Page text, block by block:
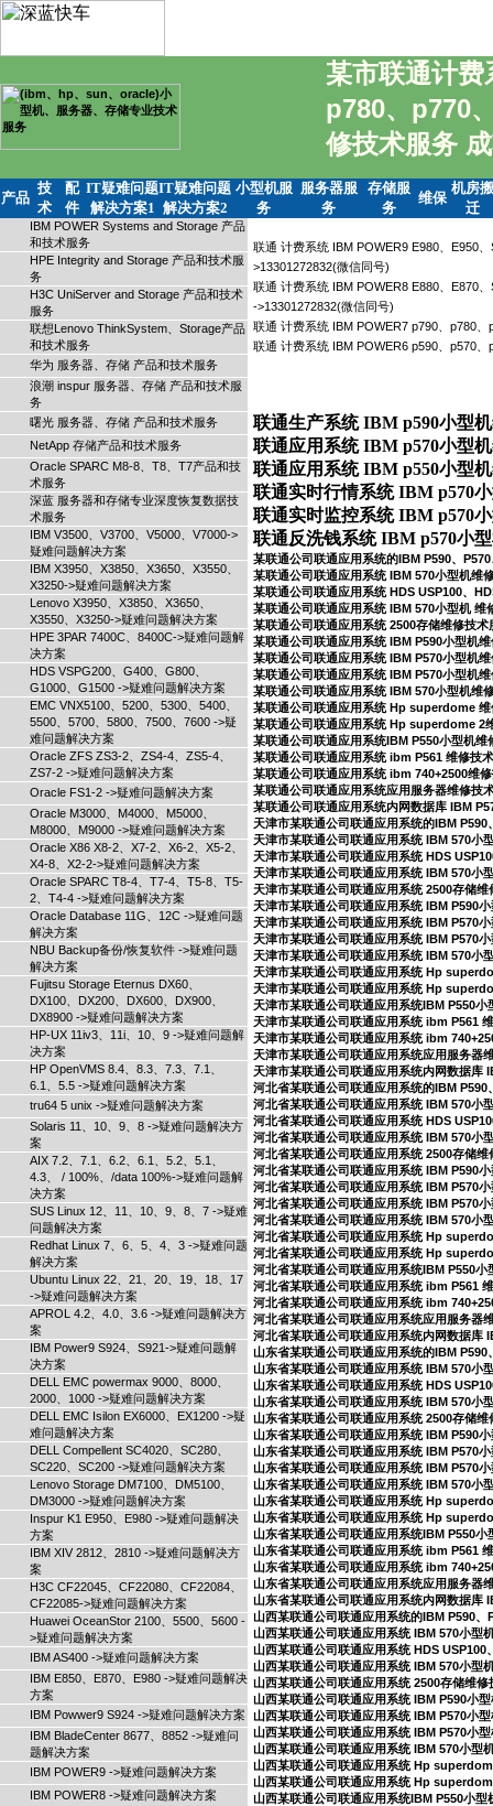
某市联通计
p780、p770
修技术服务
产品
技
术
配
件
IT疑难问题
解决方案1
IT疑难问题
解决方案2
小型机服
务
服务器服
务
存储服
务
维保
机房搬
迁
IBM POWER Systems and Storage 产品
和技术服务
HPE Integrity and Storage 产品和技术服
务
H3C UniServer and Storage 产品和技术
服务
联想Lenovo ThinkSystem、Storage产品
和技术服务
华为 服务器、存储 产品和技术服务
浪潮 inspur 服务器、存储 产品和技术服
务
曙光 服务器、存储 产品和技术服务
NetApp 存储产品和技术服务
Oracle SPARC M8-8、T8、T7产品和技
术服务
深蓝 服务器和存储专业深度恢复数据技
术服务
IBM V3500、V3700、V5000、V7000->
疑难问题解决方案
IBM X3950、X3850、X3650、X3550、
X3250->疑难问题解决方案
Lenovo X3950、X3850、X3650、
X3550、X3250->疑难问题解决方案
HPE 3PAR 7400C、8400C->疑难问题解
决方案
HDS VSPG200、G400、G800、
G1000、G1500 ->疑难问题解决方案
EMC VNX5100、5200、5300、5400、
5500、5700、5800、7500、7600 ->疑
难问题解决方案
Oracle ZFS ZS3-2、ZS4-4、ZS5-4、
ZS7-2 ->疑难问题解决方案
Oracle FS1-2 ->疑难问题解决方案
Oracle M3000、M4000、M5000、
M8000、M9000 ->疑难问题解决方案
Oracle X86 X8-2、X7-2、X6-2、X5-2、
X4-8、X2-2->疑难问题解决方案
Oracle SPARC T8-4、T7-4、T5-8、T5-
2、T4-4 ->疑难问题解决方案
Oracle Database 11G、12C ->疑难问题
解决方案
NBU Backup备份/恢复软件 ->疑难问题
解决方案
Fujitsu Storage Eternus DX60、
DX100、DX200、DX600、DX900、
DX8900 ->疑难问题解决方案
HP-UX 11iv3、11i、10、9 ->疑难问题解
决方案
HP OpenVMS 8.4、8.3、7.3、7.1、
6.1、5.5 ->疑难问题解决方案
tru64 5 unix ->疑难问题解决方案
Solaris 11、10、9、8 ->疑难问题解决方
案
AIX 7.2、7.1、6.2、6.1、5.2、5.1、
4.3、 / 100%、/data 100%->疑难问题解
决方案
SUS Linux 12、11、10、9、8、7 ->疑难
问题解决方案
Redhat Linux 7、6、5、4、3 ->疑难问题
解决方案
Ubuntu Linux 22、21、20、19、18、17
->疑难问题解决方案
APROL 4.2、4.0、3.6 ->疑难问题解决方
案
IBM Power9 S924、S921->疑难问题解
决方案
DELL EMC powermax 9000、8000、
2000、1000 ->疑难问题解决方案
DELL EMC Isilon EX6000、EX1200 ->疑
难问题解决方案
DELL Compellent SC4020、SC280、
SC220、SC200 ->疑难问题解决方案
Lenovo Storage DM7100、DM5100、
DM3000 ->疑难问题解决方案
Inspur K1 E950、E980 ->疑难问题解决
方案
IBM XIV 2812、2810 ->疑难问题解决方
案
H3C CF22045、CF22080、CF22084、
CF22085->疑难问题解决方案
Huawei OceanStor 2100、5500、5600 -
>疑难问题解决方案
IBM AS400 ->疑难问题解决方案
IBM E850、E870、E980 ->疑难问题解决
方案
IBM Powwer9 S924 ->疑难问题解决方案
IBM BladeCenter 8677、8852 ->疑难问
题解决方案
IBM POWER9 ->疑难问题解决方案
IBM POWER8 ->疑难问题解决方案
联通 计费系统 IBM POWER9 E980、E950
>13301272832(微信同号)
联通 计费系统 IBM POWER8 E880、E870
->13301272832(微信同号)
联通 计费系统 IBM POWER7 p790、p780
联通 计费系统 IBM POWER6 p590、p570
联通生产系统 IBM p590小型
联通应用系统 IBM p570小型
联通应用系统 IBM p550小型
联通实时行情系统 IBM p570
联通实时监控系统 IBM p570
某联通公司联通应用系统的IBM P590、
某联通公司联通应用系统 IBM 570小型机维
某联通公司联通应用系统 HDS USP100、
某联通公司联通应用系统 IBM 570小型机 维
某联通公司联通应用系统 2500存储维修技术
某联通公司联通应用系统 IBM P590小型机
某联通公司联通应用系统 IBM P570小型机
某联通公司联通应用系统 IBM P570小型机
某联通公司联通应用系统 IBM 570小型机维
某联通公司联通应用系统 Hp superdome 维
某联通公司联通应用系统 Hp superdome 2
某联通公司联通应用系统IBM P550小型机维
某联通公司联通应用系统 ibm P561 维修技
某联通公司联通应用系统 ibm 740+2500维
某联通公司联通应用系统应用服务器维修技
某联通公司联通应用系统内网数据库 IBM
天津市某联通公司联通应用系统的IBM
天津市某联通公司联通应用系统 IBM 570小
天津市某联通公司联通应用系统 HDS
天津市某联通公司联通应用系统 IBM 570小
天津市某联通公司联通应用系统 2500存储维
天津市某联通公司联通应用系统 IBM P590
天津市某联通公司联通应用系统 IBM P570
天津市某联通公司联通应用系统 IBM P570
天津市某联通公司联通应用系统 IBM 570小
天津市某联通公司联通应用系统 Hp
天津市某联通公司联通应用系统 Hp
天津市某联通公司联通应用系统IBM P550小
天津市某联通公司联通应用系统 ibm P561
天津市某联通公司联通应用系统 ibm
天津市某联通公司联通应用系统应用服务器
天津市某联通公司联通应用系统内网数据库
河北省某联通公司联通应用系统的IBM
河北省某联通公司联通应用系统 IBM 570小
河北省某联通公司联通应用系统 HDS
河北省某联通公司联通应用系统 IBM 570小
河北省某联通公司联通应用系统 2500存储维
河北省某联通公司联通应用系统 IBM P590
河北省某联通公司联通应用系统 IBM P570
河北省某联通公司联通应用系统 IBM P570
河北省某联通公司联通应用系统 IBM 570小
河北省某联通公司联通应用系统 Hp
河北省某联通公司联通应用系统 Hp
河北省某联通公司联通应用系统IBM P550小
河北省某联通公司联通应用系统 ibm P561
河北省某联通公司联通应用系统 ibm
河北省某联通公司联通应用系统应用服务器
河北省某联通公司联通应用系统内网数据库
山东省某联通公司联通应用系统的IBM
山东省某联通公司联通应用系统 IBM 570小
山东省某联通公司联通应用系统 HDS
山东省某联通公司联通应用系统 IBM 570小
山东省某联通公司联通应用系统 2500存储维
山东省某联通公司联通应用系统 IBM P590
山东省某联通公司联通应用系统 IBM P570
山东省某联通公司联通应用系统 IBM P570
山东省某联通公司联通应用系统 IBM 570小
山东省某联通公司联通应用系统 Hp
山东省某联通公司联通应用系统 Hp
山东省某联通公司联通应用系统IBM P550小
山东省某联通公司联通应用系统 ibm P561
山东省某联通公司联通应用系统 ibm
山东省某联通公司联通应用系统应用服务器
山东省某联通公司联通应用系统内网数据库
山西某联通公司联通应用系统的IBM P590
山西某联通公司联通应用系统 IBM 570小型
山西某联通公司联通应用系统 HDS
山西某联通公司联通应用系统 IBM 570小型
山西某联通公司联通应用系统 2500存储维修
山西某联通公司联通应用系统 IBM P590小
山西某联通公司联通应用系统 IBM P570小
山西某联通公司联通应用系统 IBM P570小
山西某联通公司联通应用系统 IBM 570小型
山西某联通公司联通应用系统 Hp
山西某联通公司联通应用系统 Hp
山西某联通公司联通应用系统IBM P550小型